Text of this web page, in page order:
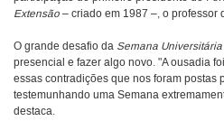
Extensão – criado em 1987 –, o professor
O grande desafio da Semana
presencial e fazer algo novo. "A ousadia
essas contradições que nos foram postas
testemunhando uma Semana
destaca.